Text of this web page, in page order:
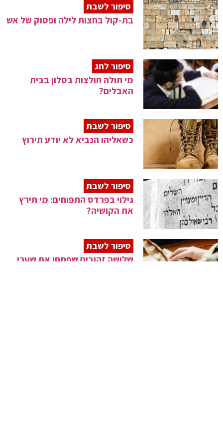
סיפור לשבת
בת-קול בחצות לילה ופסוק של אש
סיפור לחג
מי תולה חולצות בסלון בבית
האבלים?
סיפור לשבת
כשאליהו הנביא לא יודע תירוץ
סיפור לשבת
גילוי בפרדס התפוחים: מי תירץ
את הקושיה?
סיפור לשבת
שלושה זהובים שפתחו את שערי